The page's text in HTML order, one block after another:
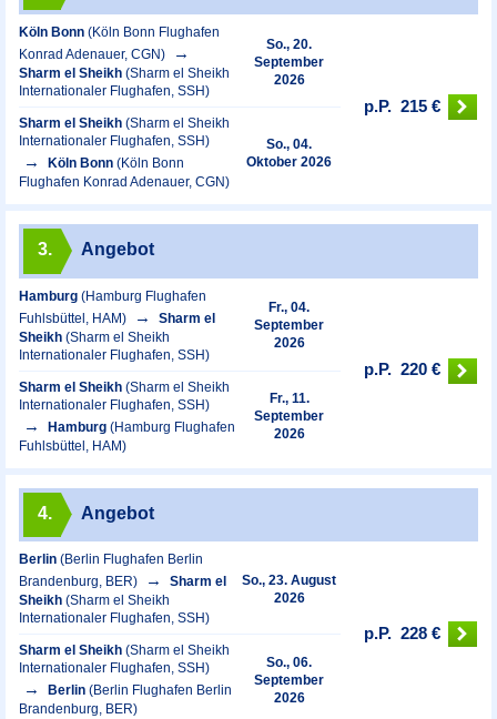
Köln Bonn (Köln Bonn Flughafen
Konrad Adenauer, CGN)
Sharm el Sheikh (Sharm el Sheikh
Internationaler Flughafen, SSH)
So., 20.
September
2026
Sharm el Sheikh (Sharm el Sheikh
Internationaler Flughafen, SSH)
Köln Bonn (Köln Bonn
Flughafen Konrad Adenauer, CGN)
So., 04.
Oktober 2026
p.P. 215 €
3. Angebot
Hamburg (Hamburg Flughafen
Fuhlsbüttel, HAM)
Sharm el
Sheikh (Sharm el Sheikh
Internationaler Flughafen, SSH)
Fr., 04.
September
2026
Sharm el Sheikh (Sharm el Sheikh
Internationaler Flughafen, SSH)
Hamburg (Hamburg Flughafen
Fuhlsbüttel, HAM)
Fr., 11.
September
2026
p.P. 220 €
4. Angebot
Berlin (Berlin Flughafen Berlin
Brandenburg, BER)
Sharm el
Sheikh (Sharm el Sheikh
Internationaler Flughafen, SSH)
So., 23. August
2026
Sharm el Sheikh (Sharm el Sheikh
Internationaler Flughafen, SSH)
Berlin (Berlin Flughafen Berlin
Brandenburg, BER)
So., 06.
September
2026
p.P. 228 €